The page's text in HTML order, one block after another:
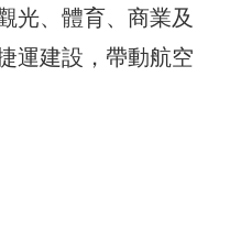
光、體育、商業及
運建設，帶動航空